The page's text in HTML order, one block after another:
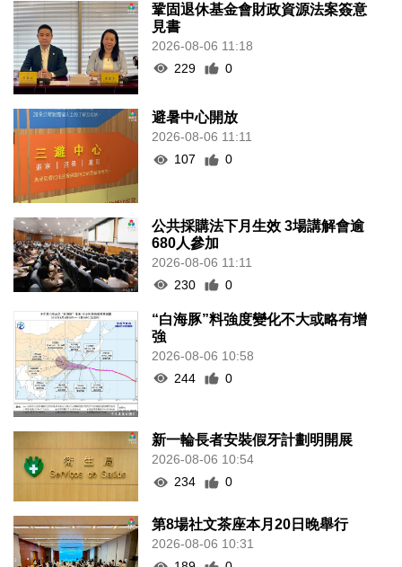
鞏固退休基金會財政資源法案簽意
見書
2026-08-06 11:18
229
0
避暑中心開放
2026-08-06 11:11
107
0
公共採購法下月生效 3場講解會逾
680人參加
2026-08-06 11:11
230
0
“白海豚”料強度變化不大或略有增
強
2026-08-06 10:58
244
0
新一輪長者安裝假牙計劃明開展
2026-08-06 10:54
234
0
第8場社文茶座本月20日晚舉行
2026-08-06 10:31